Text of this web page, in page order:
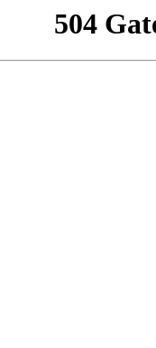
504